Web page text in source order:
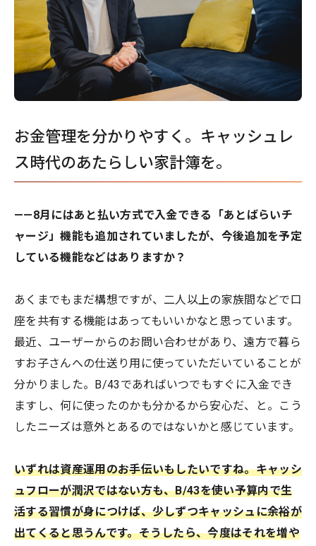
お金管理を分かりやすく。キャッシュレ
ス時代のあたらしい家計簿を。
——8月にはあと払い方式で入金できる「あとばらいチ
ャージ」機能も追加されていましたが、今後追加を予定
している機能などはありますか？
あくまでもまだ構想ですが、二人以上の家族間などで口
座を共有する機能はあってもいいかなと思っています。
最近、ユーザーからのお問い合わせがあり、遠方で暮ら
すお子さんへの仕送り用に使っていただいていることが
分かりました。B/43であればいつでもすぐに入金でき
ますし、何に使ったのかも分かるから安心だ、と。こう
したニーズは意外とあるのではないかと感じています。
いずれは資産運用のお手伝いもしたいですね。キャッシ
ュフローが潤沢ではない方も、B/43を使い予算内で生
活する習慣が身につけば、少しずつキャッシュに余裕が
出てくると思うんです。そうしたら、今度はそれを増や